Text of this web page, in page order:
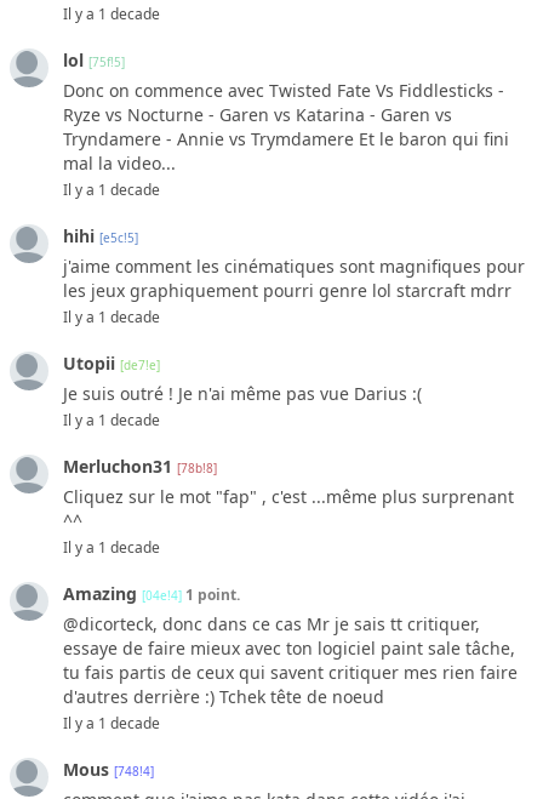
Il y a 1 decade
lol [75f!5]
Donc on commence avec Twisted Fate Vs Fiddlesticks -
Ryze vs Nocturne - Garen vs Katarina - Garen vs
Tryndamere - Annie vs Trymdamere Et le baron qui fini
mal la video...
Il y a 1 decade
hihi [e5c!5]
j'aime comment les cinématiques sont magnifiques pour
les jeux graphiquement pourri genre lol starcraft mdrr
Il y a 1 decade
Utopii [de7!e]
Je suis outré ! Je n'ai même pas vue Darius :(
Il y a 1 decade
Merluchon31 [78b!8]
Cliquez sur le mot "fap" , c'est ...même plus surprenant
^^
Il y a 1 decade
Amazing [04e!4] 1 point.
@dicorteck, donc dans ce cas Mr je sais tt critiquer,
essaye de faire mieux avec ton logiciel paint sale tâche,
tu fais partis de ceux qui savent critiquer mes rien faire
d'autres derrière :) Tchek tête de noeud
Il y a 1 decade
Mous [748!4]